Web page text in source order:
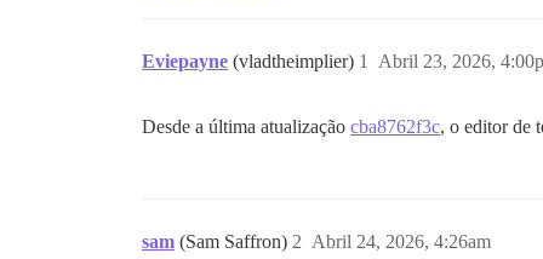
Eviepayne (vladtheimplier) Abril 23, 2026,
1
Desde a última atualização cba8762f3c, o editor de
sam (Sam Saffron) Abril 24, 2026, 4:26am
2